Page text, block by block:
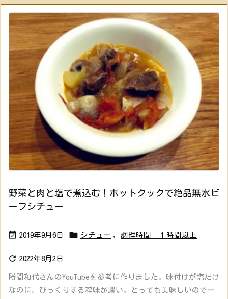
野菜と肉と塩で煮込む！ホットクックで絶品無水ビ
ーフシチュー
 2019年9月6日  シチュー , 調理時間 １時間以上
 2022年8月2日
勝間和代さんのYouTubeを参考に作りました。味付けが塩だけ
なのに、びっくりする程味が濃い。とっても美味しいので一